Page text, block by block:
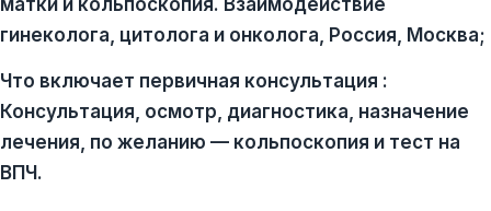
матки и кольпоскопия. Взаимодействие
гинеколога, цитолога и онколога, Россия, Москва;
Что включает первичная консультация :
Консультация, осмотр, диагностика, назначение
лечения, по желанию — кольпоскопия и тест на
ВПЧ.